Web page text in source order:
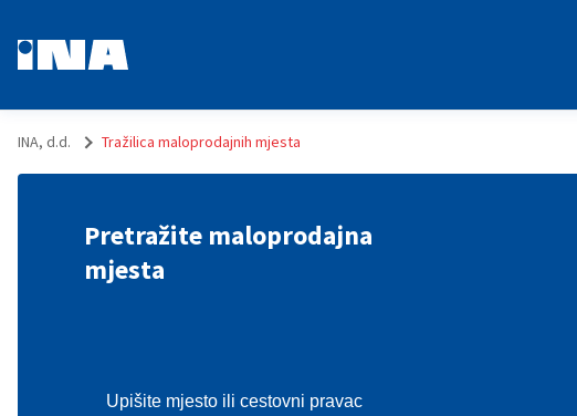
INA, d.d. Tražilica maloprodajnih mjesta
Pretražite maloprodajna
mjesta